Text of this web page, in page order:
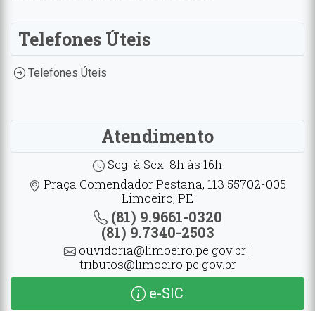
Telefones Úteis
Telefones Úteis
Atendimento
Seg. à Sex. 8h às 16h
Praça Comendador Pestana, 113 55702-005
Limoeiro, PE
(81) 9.9661-0320
(81) 9.7340-2503
ouvidoria@limoeiro.pe.gov.br |
tributos@limoeiro.pe.gov.br
e-SIC